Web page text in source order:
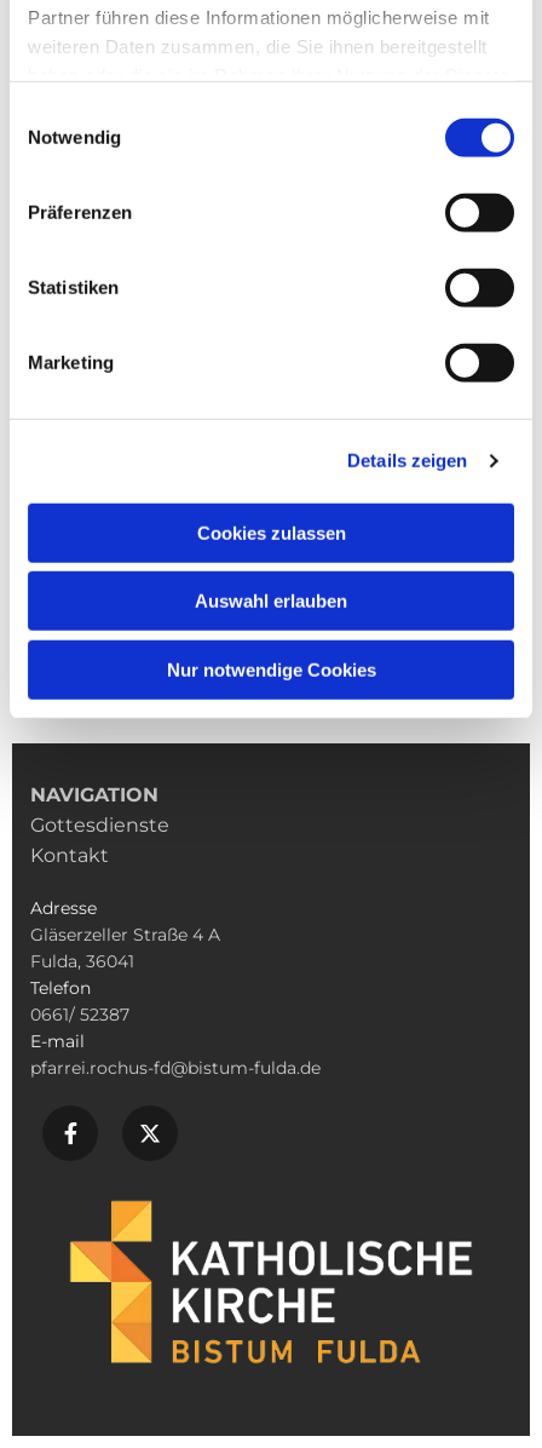
Partner führen diese Informationen möglicherweise mit
weiteren Daten zusammen, die Sie ihnen bereitgestellt
Notwendig
Präferenzen
Statistiken
Marketing
Details zeigen
Cookies zulassen
Auswahl erlauben
Nur notwendige Cookies
Dies könnte Sie auch
interessieren
NAVIGATION
Gottesdienste
Kontakt
Adresse
Gläserzeller Straße 4 A
Fulda, 36041
Telefon
0661/ 52387
E-mail
pfarrei.rochus-fd@bistum-fulda.de